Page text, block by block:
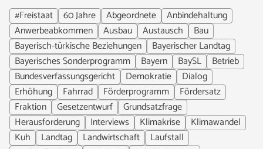
#Freistaat
60 Jahre Abgeordnete
Anbindehaltung
Anwerbeabkommen
Ausbau Austausch
Bau
Bayerisch-türkische Beziehungen
Bayerischer Landtag
Bayerisches Sonderprogramm
Bayern BaySL
Betrieb
Bundesverfassungsgericht
Demokratie
Dialog
Erhöhung
Fahrrad Förderprogramm
Fördersatz
Fraktion
Gesetzentwurf
Grundsatzfrage
Herausforderung
Interviews Klimakrise
Klimawandel
Kuh
Landtag Landwirtschaft
Laufstall